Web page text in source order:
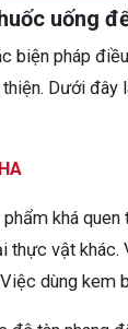
uống
biện pháp
Dưới
khá
thực vật khác.
dùng kem